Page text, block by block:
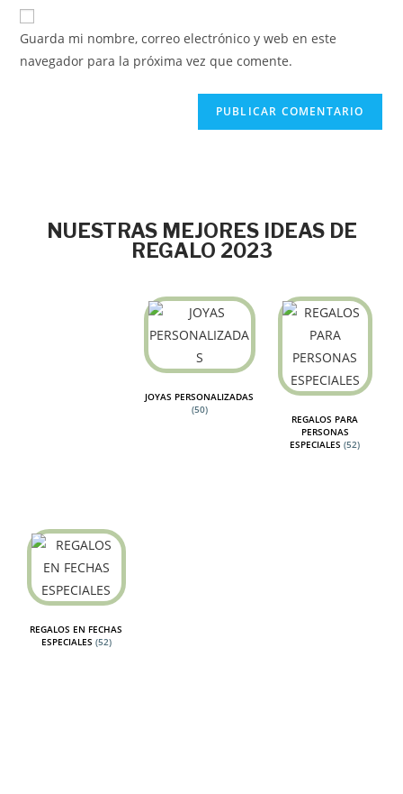
Guarda mi nombre, correo electrónico y web en este
navegador para la próxima vez que comente.
NUESTRAS MEJORES IDEAS DE
REGALO 2023
JOYAS PERSONALIZADAS
(50)
REGALOS PARA
PERSONAS
ESPECIALES(52)
REGALOS EN FECHAS
ESPECIALES (52)